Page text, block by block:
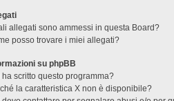
allegati sono ammessi in questa Board?
posso trovare i miei allegati?
su phpBB
ha scritto questo programma?
la caratteristica X non è disponibile?